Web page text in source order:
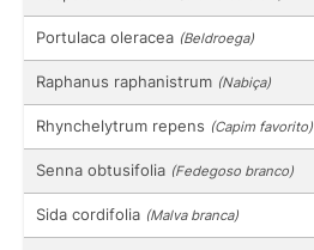
Portulaca oleracea (Beldroega)
Raphanus raphanistrum (Nabiça)
Rhynchelytrum repens (Capim favorito)
Senna obtusifolia (Fedegoso branco)
Sida cordifolia (Malva branca)